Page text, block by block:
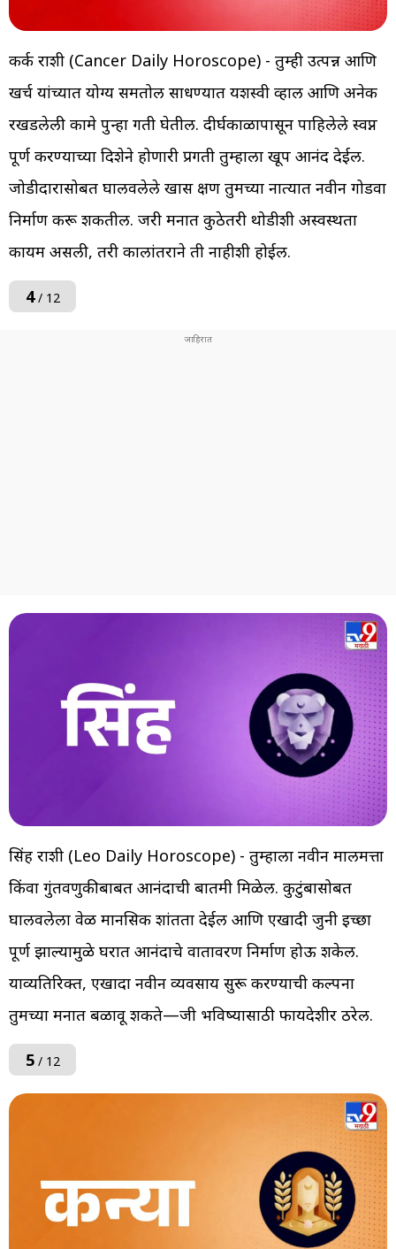
कर्क राशी (Cancer Daily Horoscope) - तुम्ही उत्पन्न आणि
खर्च यांच्यात योग्य समतोल साधण्यात यशस्वी व्हाल आणि अनेक
रखडलेली कामे पुन्हा गती घेतील. दीर्घकाळापासून पाहिलेले स्वप्न
पूर्ण करण्याच्या दिशेने होणारी प्रगती तुम्हाला खूप आनंद देईल.
जोडीदारासोबत घालवलेले खास क्षण तुमच्या नात्यात नवीन गोडवा
निर्माण करू शकतील. जरी मनात कुठेतरी थोडीशी अस्वस्थता
कायम असली, तरी कालांतराने ती नाहीशी होईल.
4/ 12
सिंह राशी (Leo Daily Horoscope) - तुम्हाला नवीन मालमत्ता
किंवा गुंतवणुकीबाबत आनंदाची बातमी मिळेल. कुटुंबासोबत
घालवलेला वेळ मानसिक शांतता देईल आणि एखादी जुनी इच्छा
पूर्ण झाल्यामुळे घरात आनंदाचे वातावरण निर्माण होऊ शकेल.
याव्यतिरिक्त, एखादा नवीन व्यवसाय सुरू करण्याची कल्पना
तुमच्या मनात बळावू शकते—जी भविष्यासाठी फायदेशीर ठरेल.
5/ 12